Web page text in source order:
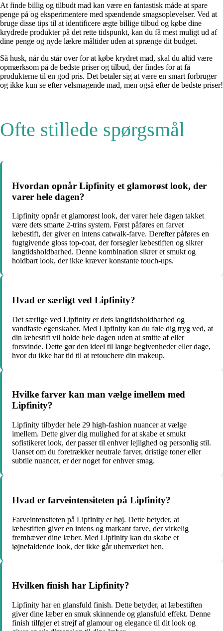
At finde billig og tilbudt mad kan være en fantastisk måde at spare
penge på og eksperimentere med spændende smagsoplevelser. Ved at
bruge disse tips til at identificere ægte billige tilbud og købe dine
krydrede produkter på det rette tidspunkt, kan du få mest muligt ud af
dine penge og nyde lækre måltider uden at sprænge dit budget.
Så husk, når du står over for at købe krydret mad, skal du altid være
opmærksom på de bedste priser og tilbud, der findes for at få
produkterne til en god pris. Det betaler sig at være en smart forbruger
og ikke kun se efter velsmagende mad, men også efter de bedste priser!
Ofte stillede spørgsmål
Hvordan opnår Lipfinity et glamorøst look, der
varer hele dagen?
Lipfinity opnår et glamorøst look, der varer hele dagen takket
være dets smarte 2-trins system. Først påføres en farvet
læbestift, der giver en intens catwalk-farve. Derefter påføres en
fugtgivende gloss top-coat, der forsegler læbestiften og sikrer
langtidsholdbarhed. Denne kombination sikrer et smukt og
holdbart look, der ikke kræver konstante touch-ups.
Hvad er særligt ved Lipfinity?
Det særlige ved Lipfinity er dets langtidsholdbarhed og
vandfaste egenskaber. Med Lipfinity kan du føle dig tryg ved, at
din læbestift vil holde hele dagen uden at smitte af eller
forsvinde. Dette gør den ideel til lange begivenheder eller dage,
hvor du ikke har tid til at retouchere din makeup.
Hvilke farver kan man vælge imellem med
Lipfinity?
Lipfinity tilbyder hele 29 high-fashion nuancer at vælge
imellem. Dette giver dig mulighed for at skabe et smukt
sofistikeret look, der passer til enhver lejlighed og personlig stil.
Uanset om du foretrækker neutrale farver, dristige toner eller
subtile nuancer, er der noget for enhver smag.
Hvad er farveintensiteten på Lipfinity?
Farveintensiteten på Lipfinity er høj. Dette betyder, at
læbestiften giver en intens og markant farve, der virkelig
fremhæver dine læber. Med Lipfinity kan du skabe et
iøjnefaldende look, der ikke går ubemærket hen.
Hvilken finish har Lipfinity?
Lipfinity har en glansfuld finish. Dette betyder, at læbestiften
giver dine læber en smuk skinnende og glansfuld effekt. Denne
finish tilføjer et strejf af glamour og elegance til dit look og